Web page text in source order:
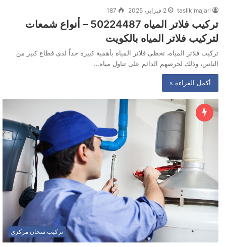
taslik majari 2 فبراير، 2025 187
تركيب فلاتر المياه 50224487 – أنواع شمعات
لتركيب فلاتر المياه بالكويت
تركيب فلاتر المياه، تحظى فلاتر المياه بأهمية كبيرة جداً لدى قطاع كبير من
الناس، وذلك لحرصهم الدائم على تناول مياه…
أكمل القراءة »
تركيب سخان مركزي